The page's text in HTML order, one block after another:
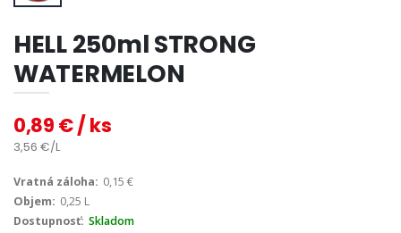
HELL 250ml STRONG
WATERMELON
0,89 € / ks
3,56 €/L
Vratná záloha: 0,15 €
Objem: 0,25 L
Dostupnosť: Skladom